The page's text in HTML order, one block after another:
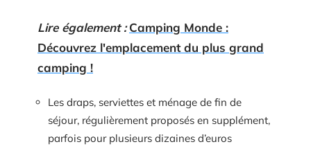
Lire également : Camping Monde :
Découvrez l'emplacement du plus grand
camping !
Les draps, serviettes et ménage de fin de
séjour, régulièrement proposés en supplément,
parfois pour plusieurs dizaines d’euros